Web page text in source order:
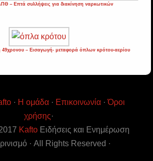
– Επτά συλλήψεις για διακίνηση ναρκωτικών
49χρονου – Εισαγωγή- μεταφορά όπλων κρότου-αερίου
· Η ομάδα · Επικοινωνία ·Όροι
χρήσης·
KaftoΕιδήσεις και Ενημέρωση
· All Rights Reserved ·